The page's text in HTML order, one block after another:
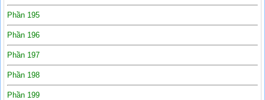
Phần 195
Phần 196
Phần 197
Phần 198
Phần 199